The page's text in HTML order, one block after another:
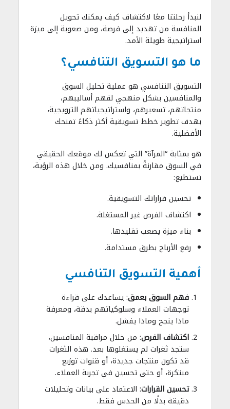
لنبدأ رحلتنا معًا لاكتشاف كيف يمكنك تحويل
المنافسة من تهديد إلى فرصة، ومن صعوبة إلى ميزة
استراتيجية طويلة الأمد.
ما هو التسويق التنافسي؟
التسويق التنافسي هو عملية تحليل السوق
والمنافسين بشكل منهجي لفهم أساليبهم،
منتجاتهم، تسعيرهم، واستراتيجياتهم الترويجية،
بهدف تطوير خطط تسويقية أكثر ذكاءً تمنحك
الأفضلية.
هو بمثابة “المرآة” التي تعكس لك موقعك الحقيقي
في السوق مقارنةً بمنافسيك. ومن خلال هذه الرؤية،
تستطيع:
تحسين قراراتك التسويقية.
اكتشاف الفرص غير المستغلة.
بناء ميزة يصعب تقليدها.
رفع الأرباح بطرق مستدامة.
أهمية التسويق التنافسي
فهم السوق بعمق: يساعدك على قراءة
توجهات العملاء وسلوكياتهم بدقة، ومعرفة
ماذا ينجح وماذا يفشل.
اكتشاف الفرص: من خلال مراقبة المنافسين،
ستجد ثغرات لم يستغلوها بعد. هذه الثغرات
قد تكون منتجات جديدة، أو قنوات توزيع
مبتكرة، أو حتى تحسين في تجربة العملاء.
تحسين القرارات: الاعتماد على بيانات وتحليلات
دقيقة بدلًا من الحدس فقط.